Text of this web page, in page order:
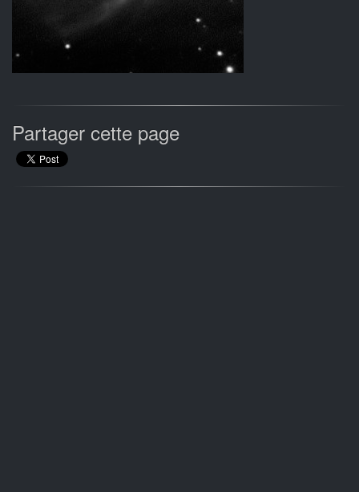
Partager cette page